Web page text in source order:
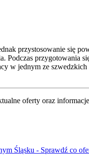
przystosowanie się
Podczas przygotowania
w jednym ze
oferty oraz
Śląsku - Sprawdź co